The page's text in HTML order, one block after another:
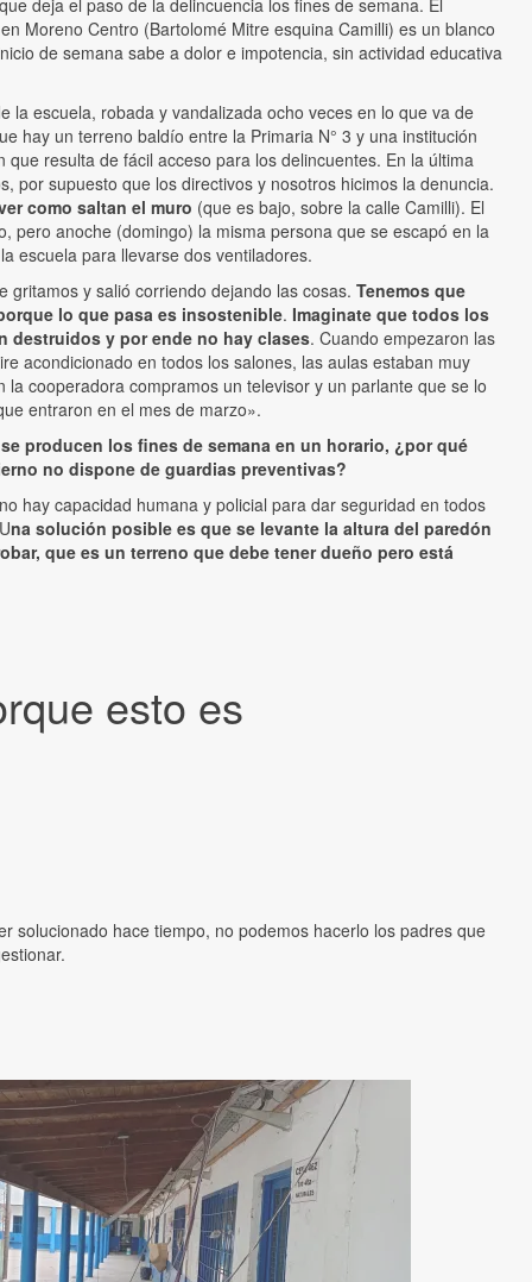
esto es
deja el paso de la delincuencia los fines de semana. El
Moreno Centro (Bartolomé Mitre esquina Camilli) es un blanco
de semana sabe a dolor e impotencia, sin actividad educativa
la escuela, robada y vandalizada ocho veces en lo que va de
hay un terreno baldío entre la Primaria N° 3 y una institución
que resulta de fácil acceso para los delincuentes. En la última
por supuesto que los directivos y nosotros hicimos la denuncia.
como saltan el muro (que es bajo, sobre la calle Camilli). El
pero anoche (domingo) la misma persona que se escapó en la
escuela para llevarse dos ventiladores.
gritamos y salió corriendo dejando las cosas. Tenemos que
lo que pasa es insostenible. Imaginate que todos los
destruidos y por ende no hay clases. Cuando empezaron las
acondicionado en todos los salones, las aulas estaban muy
la cooperadora compramos un televisor y un parlante que se lo
entraron en el mes de marzo».
producen los fines de semana en un horario, ¿por qué
no dispone de guardias preventivas?
hay capacidad humana y policial para dar seguridad en todos
na solución posible es que se levante la altura del paredón
que es un terreno que debe tener dueño pero está
solucionado hace tiempo, no podemos hacerlo los padres que